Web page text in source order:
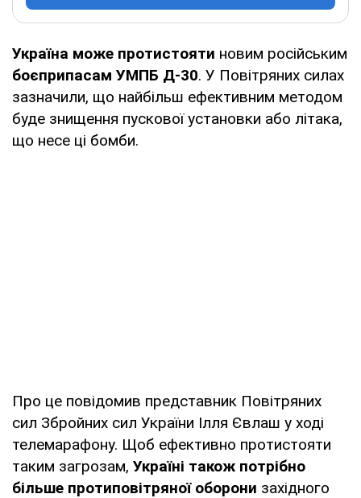
Україна може протистояти новим російським
боєприпасам УМПБ Д-30. У Повітряних силах
зазначили, що найбільш ефективним методом
буде знищення пускової установки або літака,
що несе ці бомби.
Про це повідомив представник Повітряних
сил Збройних сил України Ілля Євлаш у ході
телемарафону. Щоб ефективно протистояти
таким загрозам, Україні також потрібно
більше протиповітряної оборони західного